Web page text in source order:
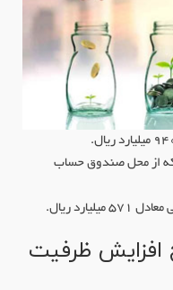
میلیون یورو که از محل صندوق حساب
ریال.
افزایش ظرفیت